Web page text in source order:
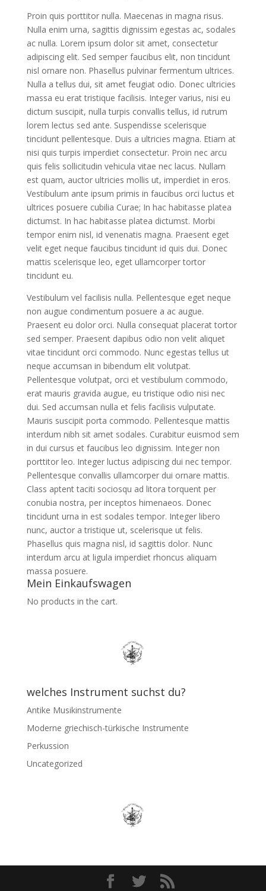
Proin quis porttitor nulla. Maecenas in magna risus.
Nulla enim urna, sagittis dignissim egestas ac, sodales
ac nulla. Lorem ipsum dolor sit amet, consectetur
adipiscing elit. Sed semper faucibus elit, non tincidunt
nisl ornare non. Phasellus pulvinar fermentum ultrices.
Nulla a tellus dui, sit amet feugiat odio. Donec ultricies
massa eu erat tristique facilisis. Integer varius, nisi eu
dictum suscipit, nulla turpis convallis tellus, id rutrum
lorem lectus sed ante. Suspendisse scelerisque
tincidunt pellentesque. Duis a ultricies magna. Etiam at
nisi quis turpis imperdiet consectetur. Proin nec arcu
quis felis sollicitudin vehicula vitae nec lacus. Nullam
est quam, auctor ultricies mollis ut, imperdiet in eros.
Vestibulum ante ipsum primis in faucibus orci luctus et
ultrices posuere cubilia Curae; In hac habitasse platea
dictumst. In hac habitasse platea dictumst. Morbi
tempor enim nisl, id venenatis magna. Praesent eget
velit eget neque faucibus tincidunt id quis dui. Donec
mattis scelerisque leo, eget ullamcorper tortor
tincidunt eu.
Vestibulum vel facilisis nulla. Pellentesque eget neque
non augue condimentum posuere a ac augue.
Praesent eu dolor orci. Nulla consequat placerat tortor
sed semper. Praesent dapibus odio non velit aliquet
vitae tincidunt orci commodo. Nunc egestas tellus ut
neque accumsan in bibendum elit volutpat.
Pellentesque volutpat, orci et vestibulum commodo,
erat mauris gravida augue, eu tristique odio nisi nec
dui. Sed accumsan nulla et felis facilisis vulputate.
Mauris suscipit porta commodo. Pellentesque mattis
interdum nibh sit amet sodales. Curabitur euismod sem
in dui cursus et faucibus leo dignissim. Integer non
porttitor leo. Integer luctus adipiscing dui nec tempor.
Pellentesque convallis ullamcorper dui ornare mattis.
Class aptent taciti sociosqu ad litora torquent per
conubia nostra, per inceptos himenaeos. Donec
tincidunt urna in est sodales tempor. Integer libero
nunc, auctor a tristique ut, scelerisque ut felis.
Phasellus quis magna nisl, id sagittis dolor. Nunc
interdum arcu at ligula imperdiet rhoncus aliquam
massa posuere.
Mein Einkaufswagen
No products in the cart.
welches Instrument suchst du?
Antike Musikinstrumente
Moderne griechisch-türkische Instrumente
Perkussion
Uncategorized